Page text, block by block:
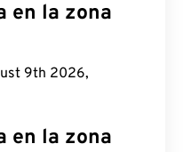
en la zona
9th 2026, 10:22:27
en la zona